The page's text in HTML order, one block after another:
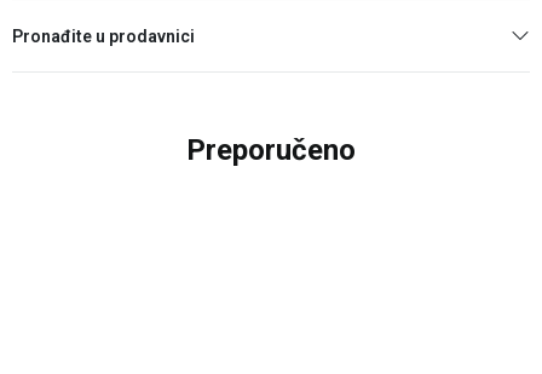
Pronađite u prodavnici
Preporučeno